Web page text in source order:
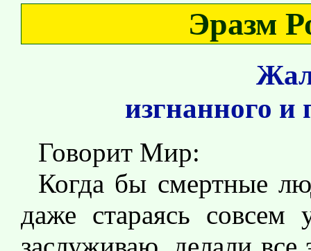
Эразм
изгнанного и
Говорит Мир:
Когда бы смертные
даже стараясь